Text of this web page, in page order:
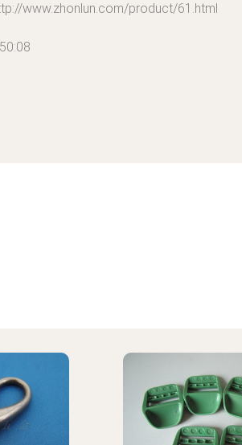
www.zhonlun.com/product/61.html